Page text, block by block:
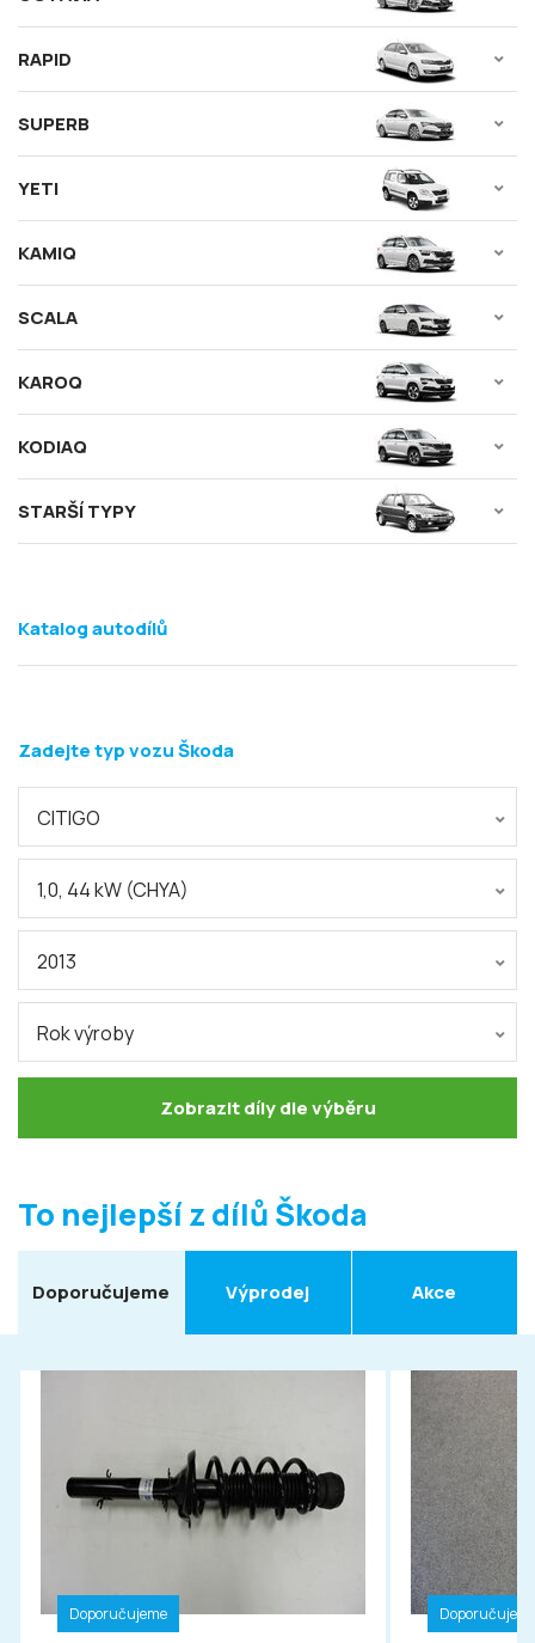
RAPID
SUPERB
YETI
KAMIQ
SCALA
KAROQ
KODIAQ
STARŠÍ TYPY
Zadejte typ vozu Škoda
CITIGO
1,0, 44 kW (CHYA)
2013
Rok výroby
Zobrazit díly dle výběru
Katalog autodílů
To nejlepší z dílů Škoda
Doporučujeme Výprodej Akce
Doporučujeme